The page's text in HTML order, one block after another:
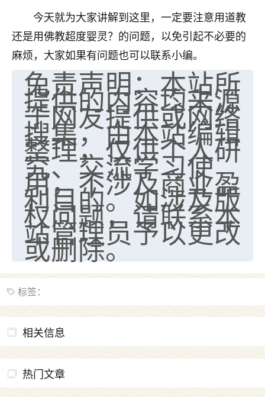
今天就为大家讲解到这里，一定要注意用道教
还是用佛教超度婴灵？的问题，以免引起不必要的
麻烦，大家如果有问题也可以联系小编。
免责声明：本站所
提供的内容均来源
于网友提供或网络
搜集，由本站编辑
整理，仅供个人研
究、交流学习使
用，不涉及商业盈
利目的。如涉及版
权问题，请联系本
站管理员予以更改
或删除。
标签：
相关信息
热门文章
老师收徒吗？？我对这些很感兴趣
2天前 来自山西 15